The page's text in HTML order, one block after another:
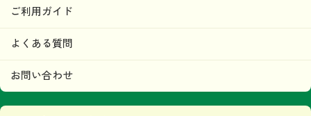
ご利用ガイド
よくある質問
お問い合わせ